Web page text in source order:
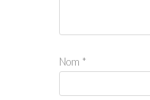
Nom *